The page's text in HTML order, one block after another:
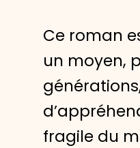
Ce roman
un moyen,
fragile du